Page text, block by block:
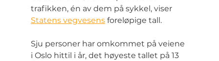
trafikken, én av dem på sykkel, viser
Statens vegvesens foreløpige tall.
Sju personer har omkommet på veiene
i Oslo hittil i år, det høyeste tallet på 13